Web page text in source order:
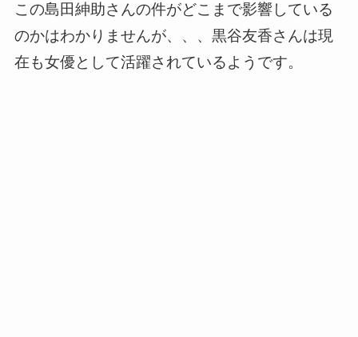
この島田紳助さんの件がどこまで影響している
のかはわかりませんが、、、黒谷友香さんは現
在も女優として活躍されているようです。